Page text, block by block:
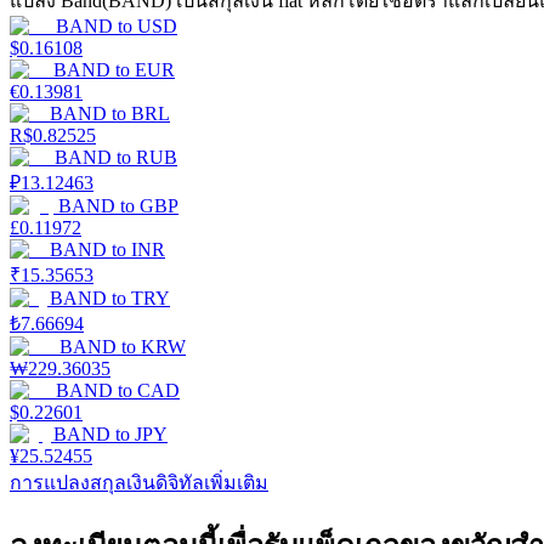
รับรางวัลการแข่งขันทุกวัน
การปักหลัก
ผลตอบแทนสูงและเข้าถึงได้ทันที
BAND to USD
$0.16108
BAND to EUR
€0.13981
BAND to BRL
R$0.82525
BAND to RUB
₽13.12463
BAND to GBP
£0.11972
BAND to INR
₹15.35653
BAND to TRY
₺7.66694
BAND to KRW
₩229.36035
BAND to CAD
$0.22601
BAND to JPY
¥25.52455
การแปลงสกุลเงินดิจิทัลเพิ่มเติม